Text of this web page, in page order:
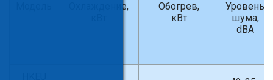
Охлаждение,
Обогрев,
кВт
Уровень
шума,
dBA